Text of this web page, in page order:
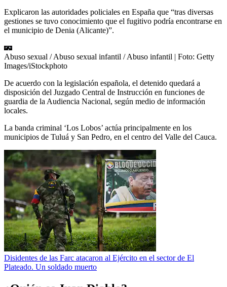
Explicaron las autoridades policiales en España que “tras diversas
gestiones se tuvo conocimiento que el fugitivo podría encontrarse en
el municipio de Denia (Alicante)”.
Abuso sexual / Abuso sexual infantil / Abuso infantil | Foto: Getty
Images/iStockphoto
De acuerdo con la legislación española, el detenido quedará a
disposición del Juzgado Central de Instrucción en funciones de
guardia de la Audiencia Nacional, según medio de información
locales.
La banda criminal ‘Los Lobos’ actúa principalmente en los
municipios de Tuluá y San Pedro, en el centro del Valle del Cauca.
Disidentes de las Farc atacaron al Ejército en el sector de El
Plateado. Un soldado muerto